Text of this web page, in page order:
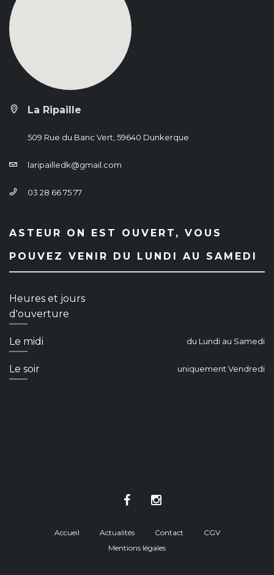
La Ripaille
509 Rue du Banc Vert, 59640 Dunkerque
laripailledk@gmail.com
03 28 66 75 77
ASTEUR ON EST OUVERT, VOUS
POUVEZ VENIR DU LUNDI AU SAMEDI
Heures et jours
d'ouverture
Le midi du Lundi au Samedi
Le soir uniquement Vendredi
Accueil Actualités Contact
CGV
Mentions légales